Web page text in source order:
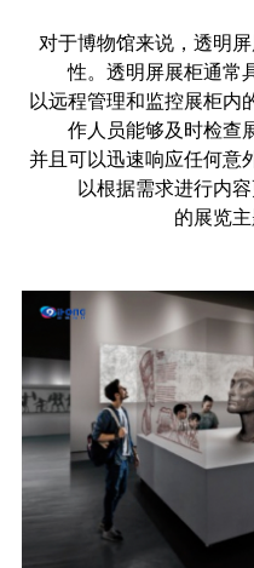
对于博物馆来说，透明
性。透明屏展柜通常
以远程管理和监控展柜内
作人员能够及时检查
并且可以迅速响应任何意
以根据需求进行内
的展览主